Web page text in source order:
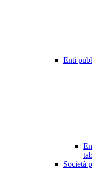
Enti
Società